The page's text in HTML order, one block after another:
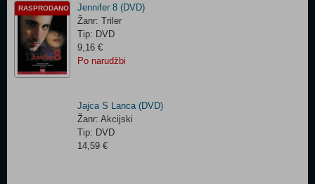
RASPRODANO
Jennifer 8 (DVD)
Žanr: Triler
Tip: DVD
9,16 €
Po narudžbi
Jajca S Lanca (DVD)
Žanr: Akcijski
Tip: DVD
14,59 €